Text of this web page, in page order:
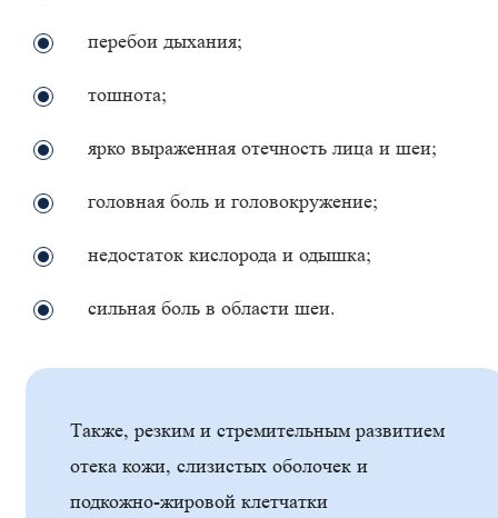
перебои дыхания;
тошнота;
ярко выраженная отечность лица и шеи;
головная боль и головокружение;
недостаток кислорода и одышка;
сильная боль в области шеи.
Также, резким и стремительным развитием
отека кожи, слизистых оболочек и
подкожно-жировой клетчатки